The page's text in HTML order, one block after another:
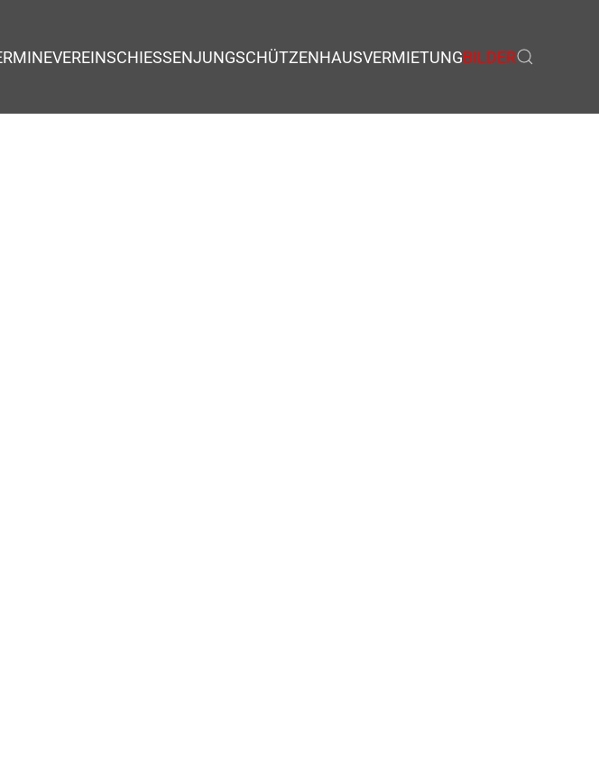
VEREINSCHIESSENJUNGSCHÜTZENHAUSVERMIETUNGBILDER